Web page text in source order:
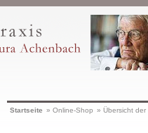
Startseite » Online-Shop » Übersicht